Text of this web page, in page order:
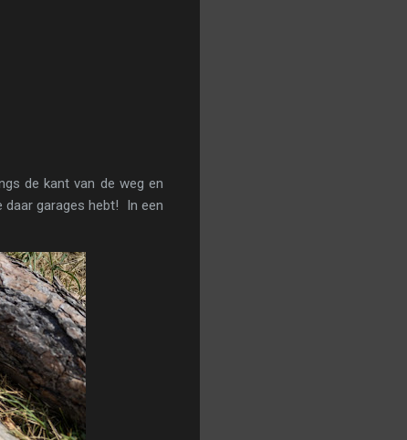
de kant van de weg en
garages hebt! In een